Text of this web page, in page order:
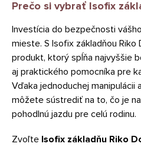
Prečo si vybrať Isofix
Investícia do bezpečnosti
mieste. S Isofix základňou
produkt, ktorý spĺňa najvyššie
aj praktického pomocníka pre
Vďaka jednoduchej manipulácii
môžete sústrediť na to, čo je
pohodlnú jazdu pre celú rodinu.
Zvoľte Isofix základňu Riko